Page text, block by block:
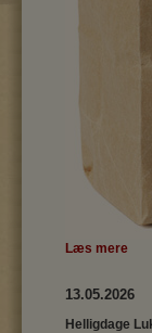
Læs mere
13.05.2026
Helligdage